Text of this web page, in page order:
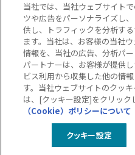
個人情報保護方針個人情報の取り
クッキー（Cookie）ポリシー情報セ
特定個人情報取り扱い方針特定個
当サイトのご利用にあたってサイト
当社では、当社ウェブサイト
ツや広告をパーソナライズし
供し、トラフィックを分析す
ます。当社は、お客様の当社
情報を、当社の広告、分析パ
パートナーは、お客様が提供
ビス利用から収集した他の情
す。当社ウェブサイトのクッ
は、[クッキー設定]をクリック
（Cookie）ポリシーについて
クッキー設定